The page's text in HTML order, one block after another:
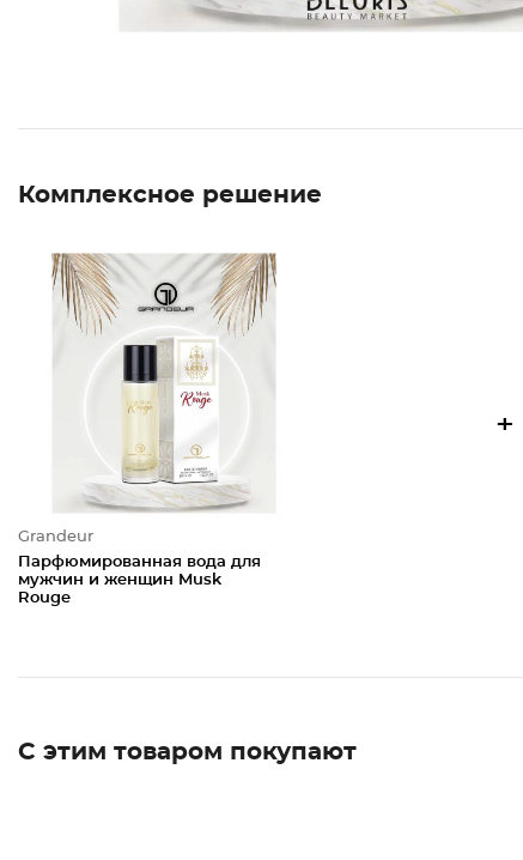
Комплексное решение
Grandeur
Парфюмированная вода для
мужчин и женщин Musk
Rouge
+
С этим товаром покупают